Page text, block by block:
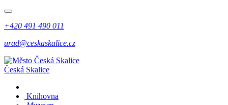
+420 491 490 011
urad@ceskaskalice.cz
Česká Skalice
Knihovna